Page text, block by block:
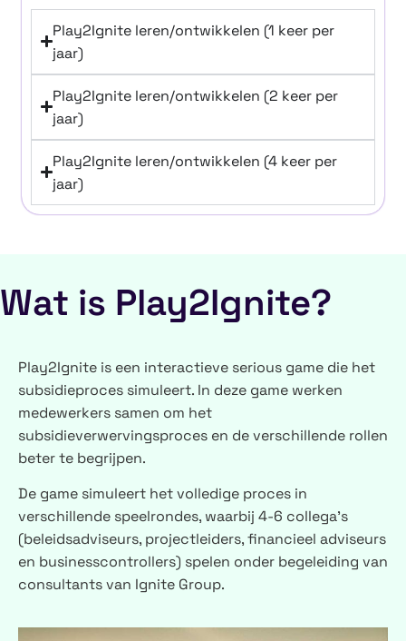
Play2Ignite leren/ontwikkelen (1 keer per
jaar)
Play2Ignite leren/ontwikkelen (2 keer per
jaar)
Play2Ignite leren/ontwikkelen (4 keer per
jaar)
Wat is Play2Ignite?
Play2Ignite is een interactieve serious game die het
subsidieproces simuleert. In deze game werken
medewerkers samen om het
subsidieverwervingsproces en de verschillende rollen
beter te begrijpen.
De game simuleert het volledige proces in
verschillende speelrondes, waarbij 4-6 collega’s
(beleidsadviseurs, projectleiders, financieel adviseurs
en businesscontrollers) spelen onder begeleiding van
consultants van Ignite Group.